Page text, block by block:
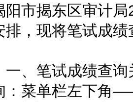
阳市揭东区审计
排，现将笔试成
笔试成绩查询
：菜单栏左下角